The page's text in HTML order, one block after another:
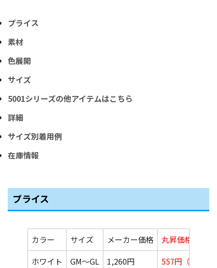
プライス
素材
色展開
サイズ
5001シリーズの他アイテムはこちら
詳細
サイズ別着用例
在庫情報
プライス
カラー サイズ メーカー価格
丸昇価格
ホワイト
GM〜GL 1,260円
557円（税込